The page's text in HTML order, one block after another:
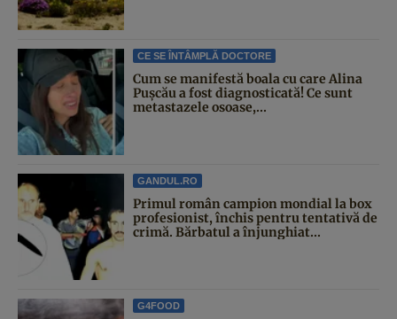
CE SE ÎNTÂMPLĂ DOCTORE
Cum se manifestă boala cu care Alina
Pușcău a fost diagnosticată! Ce sunt
metastazele osoase,...
GANDUL.RO
Primul român campion mondial la box
profesionist, închis pentru tentativă de
crimă. Bărbatul a înjunghiat...
G4FOOD